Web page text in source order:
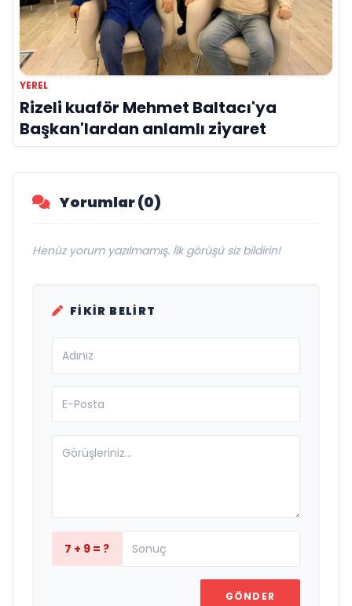
YEREL
Rizeli kuaför Mehmet Baltacı'ya
Başkan'lardan anlamlı ziyaret
Yorumlar (0)
Henüz yorum yazılmamış. İlk görüşü siz bildirin!
FIKIR BELIRT
7 + 9 = ?
GÖNDER